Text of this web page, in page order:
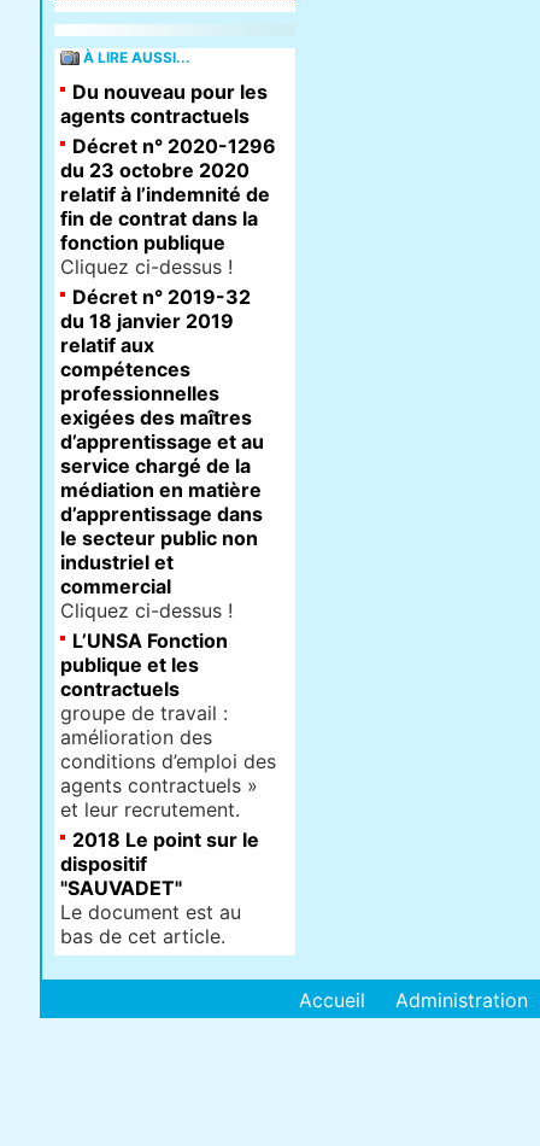
À LIRE AUSSI...
Du nouveau pour les
agents contractuels
Décret n° 2020-1296
du 23 octobre 2020
relatif à l’indemnité de
fin de contrat dans la
fonction publique
Cliquez ci-dessus !
Décret n° 2019-32
du 18 janvier 2019
relatif aux
compétences
professionnelles
exigées des maîtres
d’apprentissage et au
service chargé de la
médiation en matière
d’apprentissage dans
le secteur public non
industriel et
commercial
Cliquez ci-dessus !
L’UNSA Fonction
publique et les
contractuels
groupe de travail :
amélioration des
conditions d’emploi des
agents contractuels »
et leur recrutement.
2018 Le point sur le
dispositif
"SAUVADET"
Le document est au
bas de cet article.
Accueil Administration